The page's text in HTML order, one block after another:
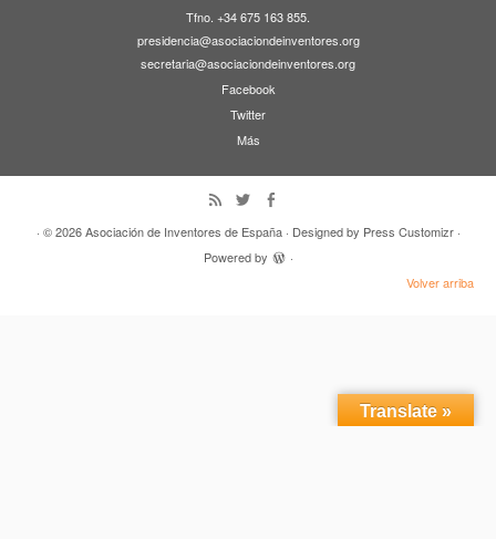
Tfno. +34 675 163 855.
presidencia@asociaciondeinventores.org
secretaria@asociaciondeinventores.org
Facebook
Twitter
Más
· © 2026Asociación de Inventores de España· Designed by Press Customizr·
Powered by
·
Volver arriba
Translate »